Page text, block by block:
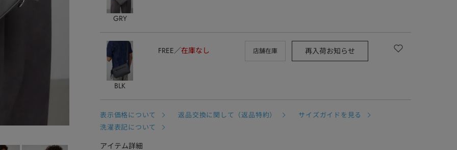
GRY
BLK
FREE 在庫なし 店舗在庫 再入荷お知らせ
表示価格について 返品交換に関して（返品特約）
サイズガイドを見る
洗濯表記について
アイテム詳細